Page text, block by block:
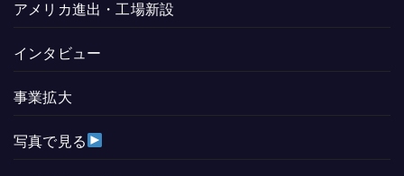
アメリカ進出・工場新設
インタビュー
事業拡大
写真で見る